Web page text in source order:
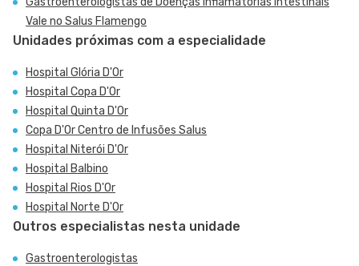
Vale no Salus Flamengo
Unidades próximas com a especialidade
Hospital Glória D'Or
Hospital Copa D'Or
Hospital Quinta D'Or
Copa D'Or Centro de Infusões Salus
Hospital Niterói D'Or
Hospital Balbino
Hospital Rios D'Or
Hospital Norte D'Or
Outros especialistas nesta unidade
Gastroenterologistas